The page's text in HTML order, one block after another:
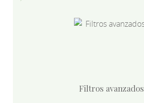
Filtros avanzados